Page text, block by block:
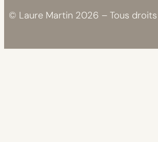
© Laure Martin 2026 – Tous